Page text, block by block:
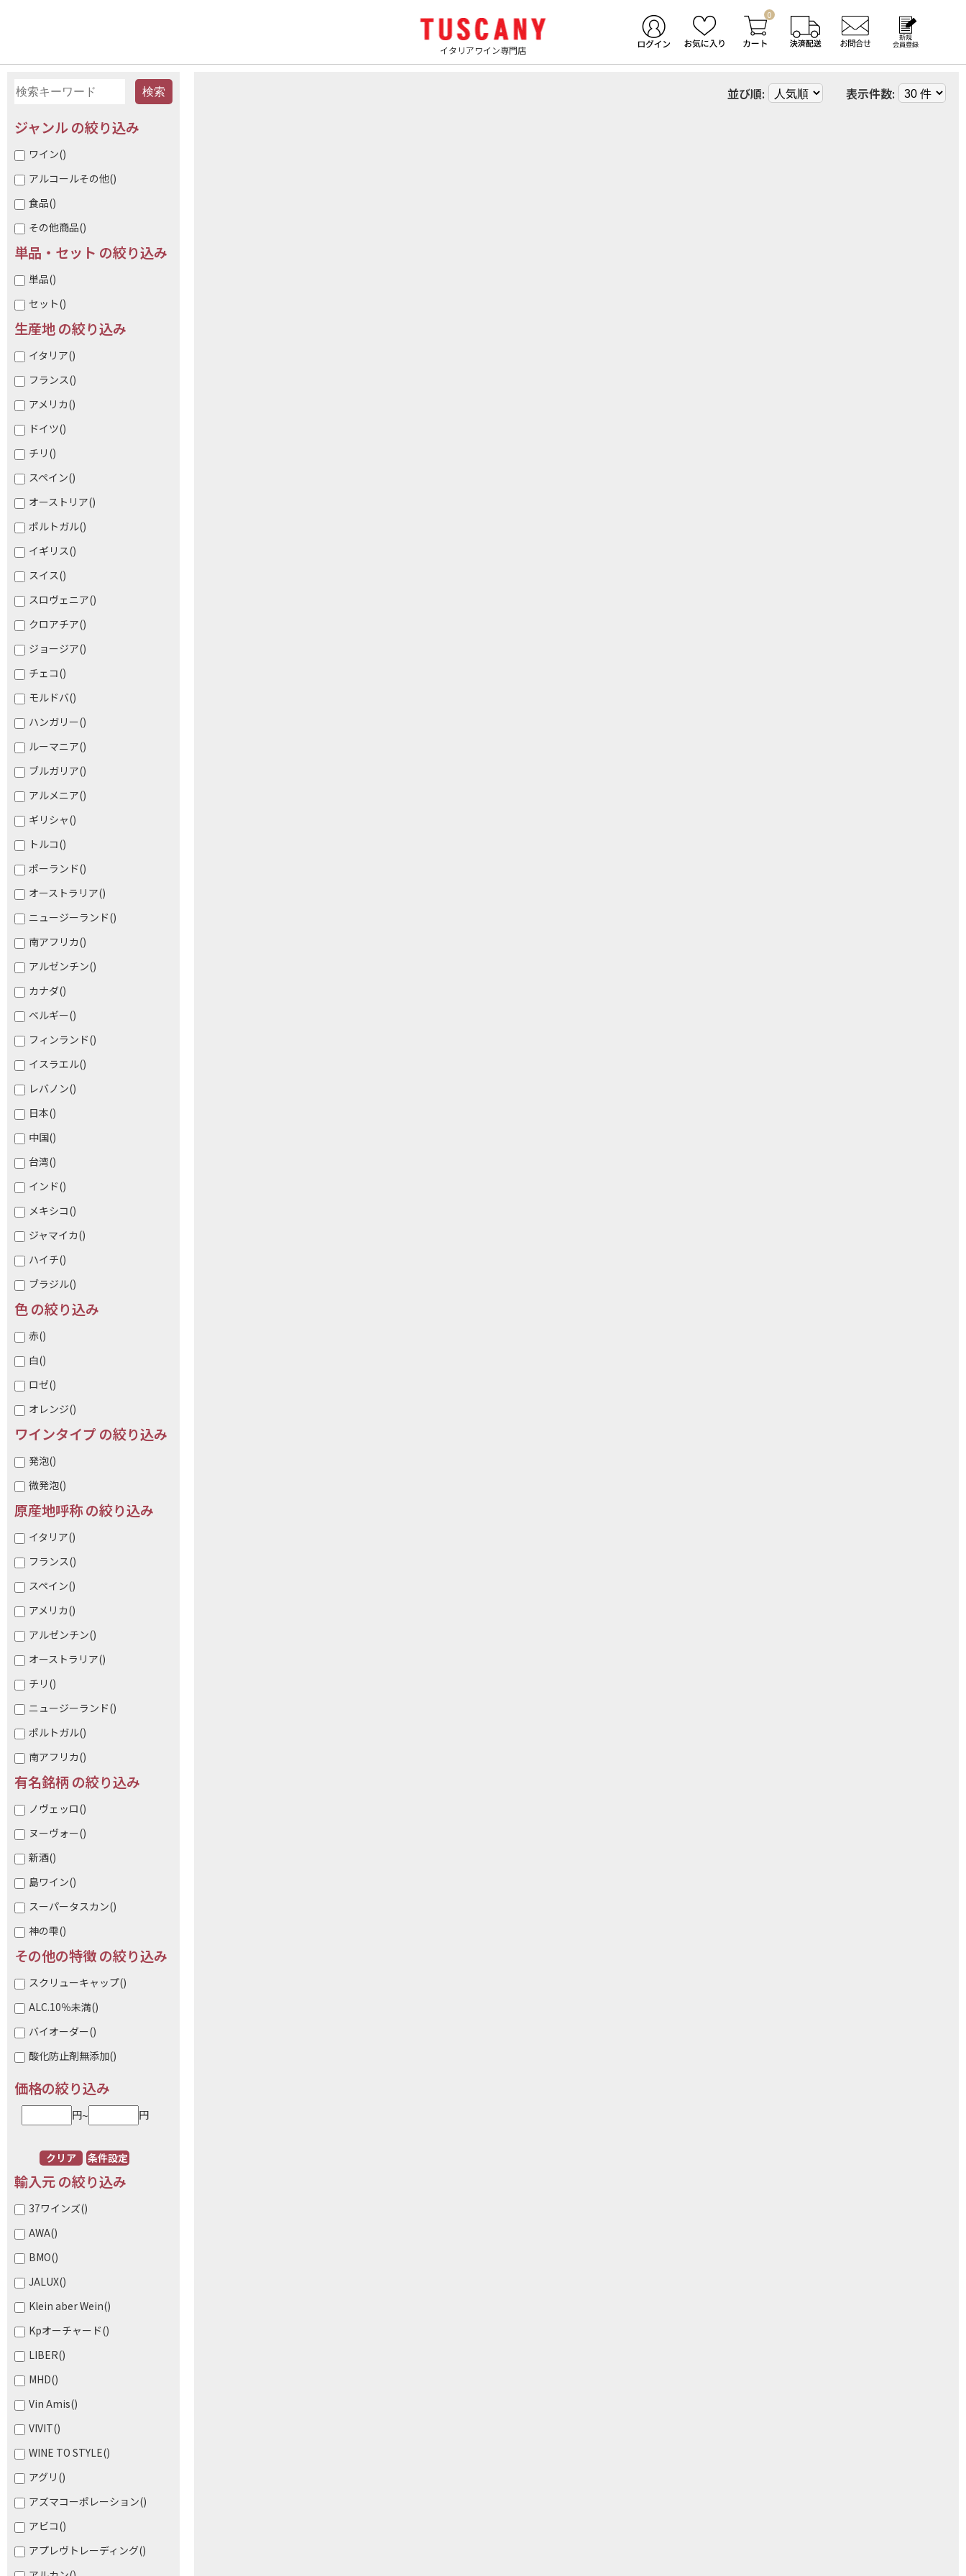
イタリアワイン専門店
0
ジャンル の絞り込み
ワイン()
アルコールその他()
食品()
その他商品()
単品・セット の絞り込み
単品()
セット()
生産地 の絞り込み
イタリア()
フランス()
アメリカ()
ドイツ()
チリ ()
スペイン()
オーストリア()
ポルトガル()
イギリス()
スイス()
スロヴェニア()
クロアチア()
ジョージア()
チェコ()
モルドバ()
ハンガリー()
ルーマニア()
ブルガリア()
アルメニア()
ギリシャ()
トルコ()
ポーランド()
オーストラリア()
ニュージーランド()
南アフリカ()
アルゼンチン()
カナダ()
ベルギー()
フィンランド()
イスラエル()
レバノン()
日本()
中国()
台湾()
インド()
メキシコ()
ジャマイカ()
ハイチ()
ブラジル()
色 の絞り込み
赤()
白()
ロゼ()
オレンジ()
ワインタイプ の絞り込み
発泡()
微発泡()
原産地呼称 の絞り込み
イタリア()
フランス()
スペイン()
アメリカ()
アルゼンチン()
オーストラリア()
チリ ()
ニュージーランド()
ポルトガル()
南アフリカ()
有名銘柄 の絞り込み
ノヴェッロ()
ヌーヴォー()
新酒()
島ワイン()
スーパータスカン()
神の雫()
その他の特徴 の絞り込み
スクリューキャップ()
ALC.10％未満()
バイオーダー()
酸化防止剤無添加()
価格の絞り込み
円~ 円
条件設定
クリア
輸入元 の絞り込み
37ワインズ()
AWA()
BMO()
JALUX()
Klein aber Wein()
Kpオーチャード()
LIBER()
MHD()
Vin Amis()
VIVIT()
WINE TO STYLE()
アグリ ()
アズマコーポレーション()
アビコ()
アプレヴトレーディング()
並び順: 表示件数: